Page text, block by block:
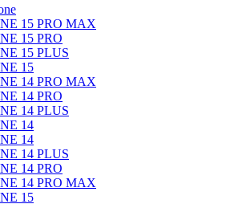
15 PRO MAX
15 PRO
15 PLUS
15
14 PRO MAX
14 PRO
14 PLUS
14
14
14 PLUS
14 PRO
14 PRO MAX
15